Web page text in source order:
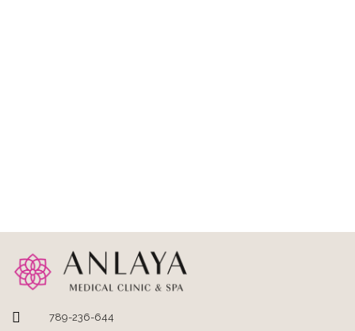
789-236-644